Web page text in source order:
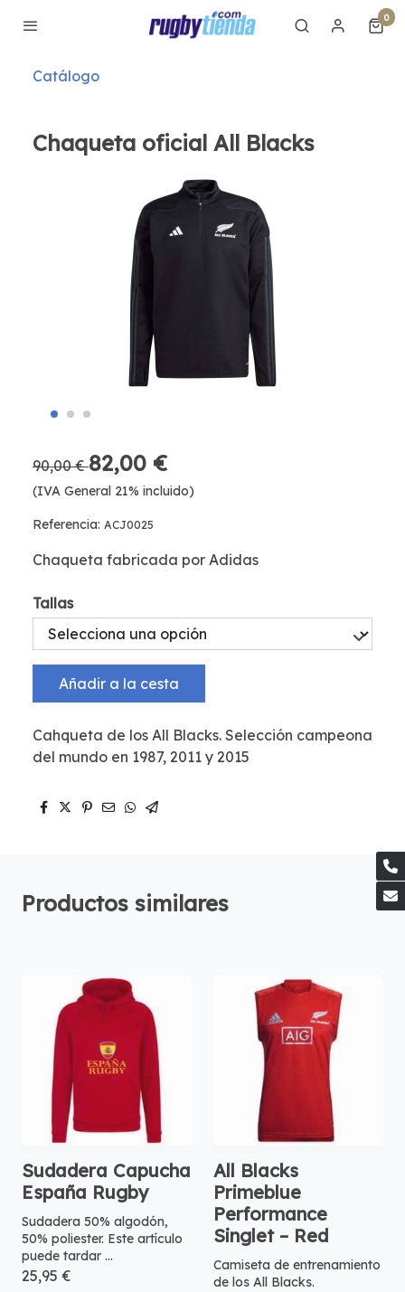
0
Catálogo
Chaqueta oficial All Blacks
90,00 €82,00 €
(IVA General 21% incluido)
Referencia: ACJ0025
Chaqueta fabricada por Adidas
Tallas
Añadir a la cesta
Cahqueta de los All Blacks. Selección campeona
del mundo en 1987, 2011 y 2015
Productos similares
Sudadera Capucha
España Rugby
Sudadera 50% algodón,
50% poliester. Este artículo
puede tardar ...
25,95 €
All Blacks
Primeblue
Performance
Singlet – Red
Camiseta de entrenamiento
de los All Blacks.